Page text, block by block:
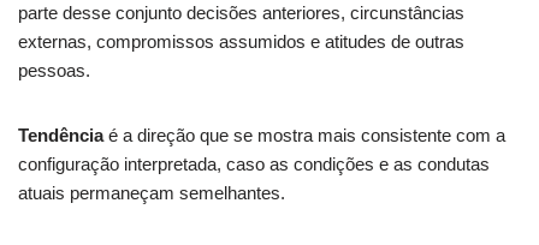
parte desse conjunto decisões anteriores, circunstâncias
externas, compromissos assumidos e atitudes de outras
pessoas.
Tendênciaé a direção que se mostra mais consistente com a
configuração interpretada, caso as condições e as condutas
atuais permaneçam semelhantes.